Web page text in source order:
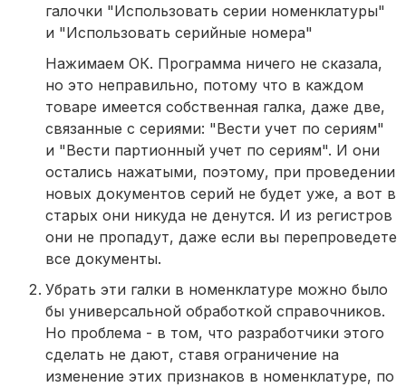
галочки "Использовать серии номенклатуры"
и "Использовать серийные номера"
Нажимаем ОК. Программа ничего не сказала,
но это неправильно, потому что в каждом
товаре имеется собственная галка, даже две,
связанные с сериями: "Вести учет по сериям"
и "Вести партионный учет по сериям". И они
остались нажатыми, поэтому, при проведении
новых документов серий не будет уже, а вот в
старых они никуда не денутся. И из регистров
они не пропадут, даже если вы перепроведете
все документы.
Убрать эти галки в номенклатуре можно было
бы универсальной обработкой справочников.
Но проблема - в том, что разработчики этого
сделать не дают, ставя ограничение на
изменение этих признаков в номенклатуре, по